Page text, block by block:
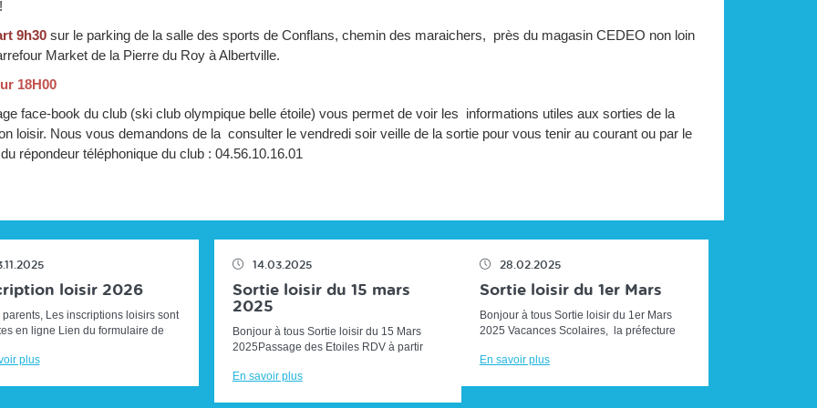
9h30sur le parking de la salle des sports de Conflans, chemin des maraichers, près du magasin CEDEO non loin
Market de la Pierre du Roy à Albertville.
18H00
face-book du club (ski club olympique belle étoile) vous permet de voir les informations utiles aux sorties de la
loisir. Nous vous demandons de la consulter le vendredi soir veille de la sortie pour vous tenir au courant ou par le
répondeur téléphonique du club : 04.56.10.16.01
loisir 2026
parents, Les inscriptions loisirs sont
en ligne Lien du formulaire de
d'i...
plus
14.03.2025
Sortie loisir du 15 mars
2025
Bonjour à tous Sortie loisir du 15 Mars
2025Passage des Etoiles RDV à partir
10 montée Adolphe HUGUES (...
En savoir plus
28.02.2025
Sortie loisir du 1er Mars
Bonjour à tous Sortie loisir du 1er Mars
2025 Vacances Scolaires, la préfecture
demain, soyez...
En savoir plus